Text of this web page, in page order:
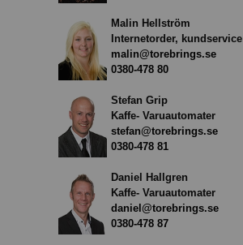
Malin Hellström
Internetorder, kundservice
malin@torebrings.se
0380-478 80
Stefan Grip
Kaffe- Varuautomater
stefan@torebrings.se
0380-478 81
Daniel Hallgren
Kaffe- Varuautomater
daniel@torebrings.se
0380-478 87